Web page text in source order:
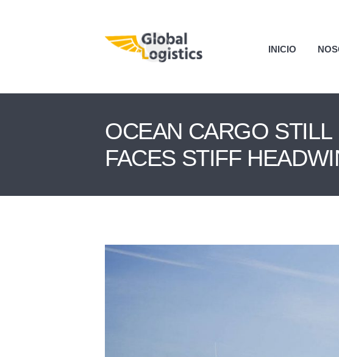
INICIO
OCEAN CARGO STILL
FACES STIFF